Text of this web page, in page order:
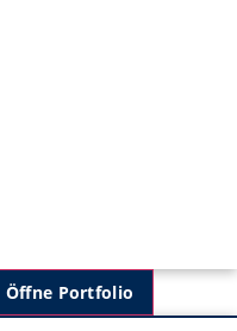
Öffne Portfolio